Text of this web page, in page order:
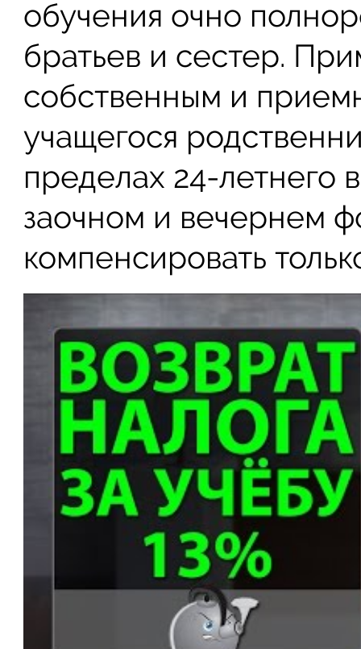
обучения очно
братьев и сестер.
собственным и
учащегося
пределах 24-летнего
заочном и вечернем
компенсировать